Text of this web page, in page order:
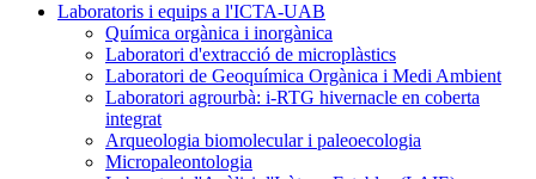
Laboratoris i equips a l'ICTA-UAB
Química orgànica i inorgànica
Laboratori d'extracció de microplàstics
Laboratori de Geoquímica Orgànica i Medi Ambient
Laboratori agrourbà: i-RTG hivernacle en coberta
integrat
Arqueologia biomolecular i paleoecologia
Micropaleontologia